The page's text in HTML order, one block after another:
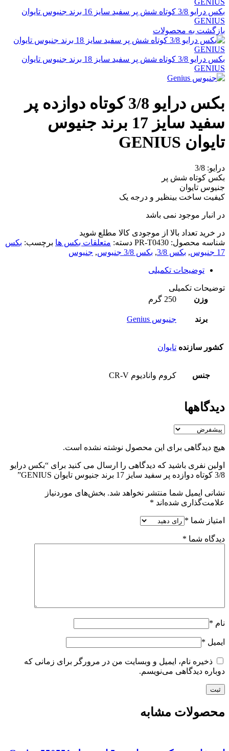
بکس درایو 3/8 کوتاه شش پر سفید سایز 16 برند جنیوس تایوان
GENIUS
بازگشت به محصولات
بکس درایو 3/8 کوتاه شش پر سفید سایز 18 برند جنیوس تایوان
GENIUS
بکس درایو 3/8 کوتاه دوازده پر
سفید سایز 17 برند جنیوس
تایوان GENIUS
درایو: 3/8
بکس کوتاه شش پر
جنیوس تایوان
کیفیت ساخت بینظیر و درجه یک
در انبار موجود نمی باشد
در خرید تعداد بالا از موجودی کالا مطلع شوید
شناسه محصول: PR-T0430 دسته: متعلقات بکس ها برچسب: بکس
17 جنیوس
, بکس 3/8 , بکس 3/8 جنیوس , جنیوس
توضیحات تکمیلی
توضیحات تکمیلی
وزن
250 گرم
برند جنیوس Genius
کشور سازنده تایوان
جنس کروم وانادیوم CR-V
دیدگاهها
هیچ دیدگاهی برای این محصول نوشته نشده است.
اولین نفری باشید که دیدگاهی را ارسال می کنید برای “بکس درایو
3/8 کوتاه دوازده پر سفید سایز 17 برند جنیوس تایوان GENIUS”
نشانی ایمیل شما منتشر نخواهد شد. بخش‌های موردنیاز
علامت‌گذاری شده‌اند *
امتیاز شما *
دیدگاه شما *
نام *
ایمیل *
ذخیره نام، ایمیل و وبسایت من در مرورگر برای زمانی که
دوباره دیدگاهی می‌نویسم.
محصولات مشابه